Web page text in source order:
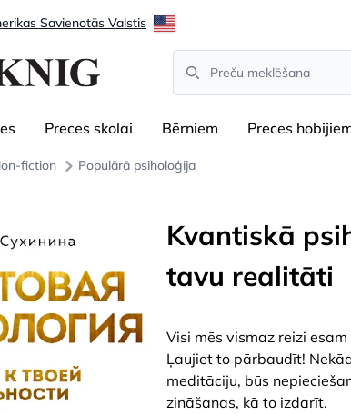
Savienotās Valstis
Search
Preces skolai Bērniem Preces
fiction Populārā psiholoģija
Kvantiskā
tavu realitāti
Visi mēs vismaz reizi
Ļaujiet to pārbaudīt!
meditāciju, būs
zināšanas, kā to izdarīt.